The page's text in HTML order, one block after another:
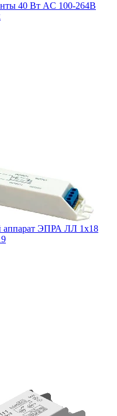
40 Вт AC 100-264В
аппарат ЭПРА ЛЛ 1х18